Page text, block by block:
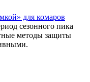
для комаров
сезонного пика
методы защиты